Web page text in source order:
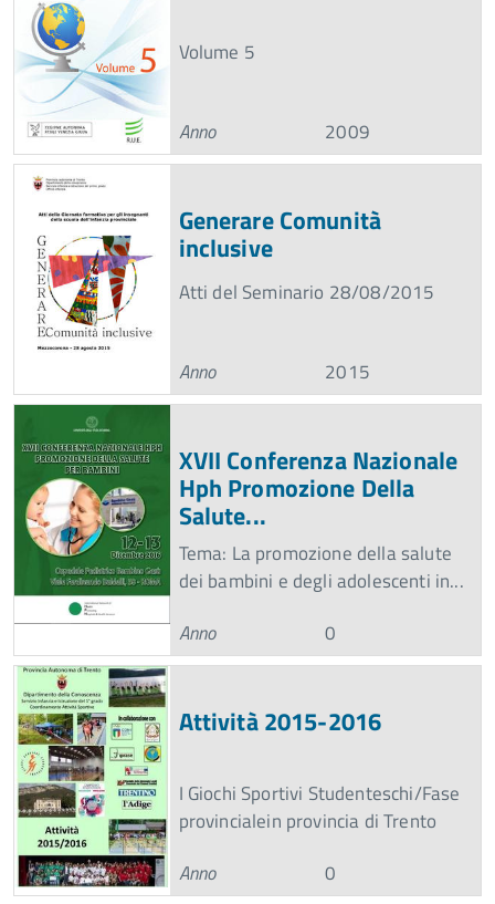
Volume 5
Anno 2009
Generare Comunità
inclusive
Atti del Seminario 28/08/2015
Anno 2015
XVII Conferenza Nazionale
Hph Promozione Della
Salute...
Tema: La promozione della salute
dei bambini e degli adolescenti in...
Anno
0
Attività 2015-2016
I Giochi Sportivi Studenteschi/Fase
provincialein provincia di Trento
Anno
0